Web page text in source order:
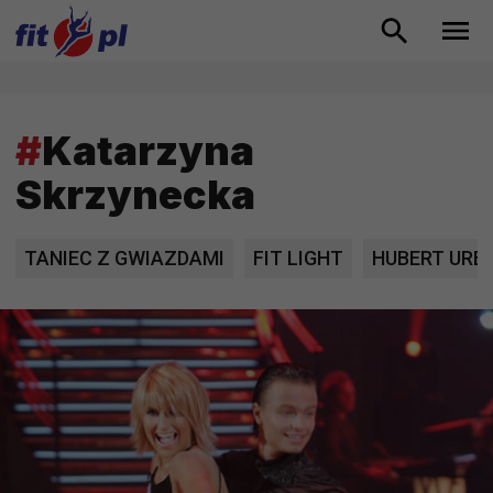
#Katarzyna
Skrzynecka
TANIEC Z GWIAZDAMI FIT LIGHT HUBERT